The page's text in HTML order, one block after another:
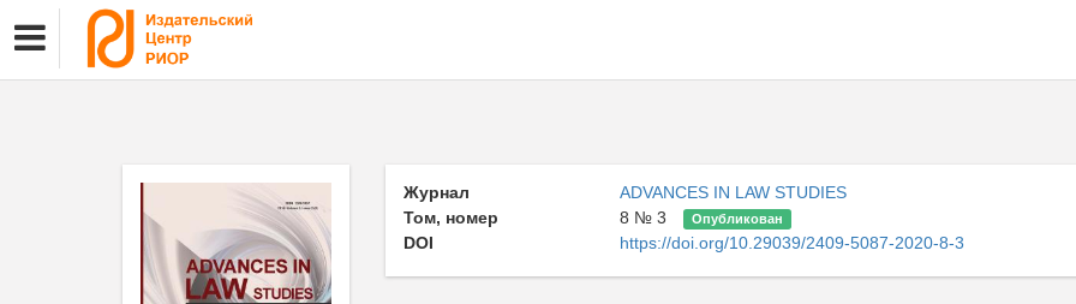
Журнал
ADVANCES IN LAW STUDIES
Том, номер
8 № 3 Опубликован
DOI https://doi.org/10.29039/2409-5087-2020-8-3